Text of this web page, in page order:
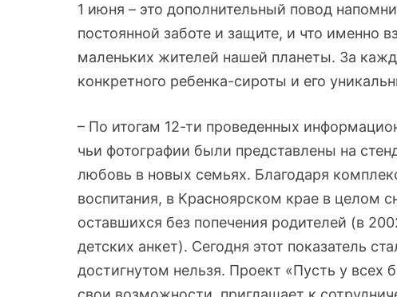
1 июня – это дополнительный повод
постоянной заботе и защите, и что именно
маленьких жителей нашей планеты. За
конкретного ребенка-сироты и его
– По итогам 12-ти проведенных
чьи фотографии были представлены на
любовь в новых семьях. Благодаря
воспитания, в Красноярском крае в целом
оставшихся без попечения родителей (в
детских анкет). Сегодня этот показатель
достигнутом нельзя. Проект «Пусть у всех